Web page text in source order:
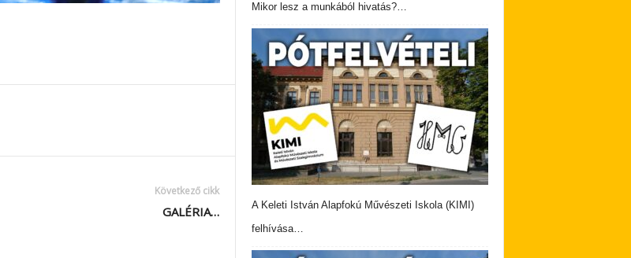
Következő cikk
GALÉRIA…
Mikor lesz a munkából hivatás?…
A Keleti István Alapfokú Művészeti Iskola (KIMI)
felhívása…